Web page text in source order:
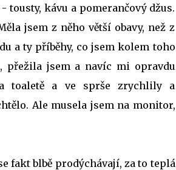
kávu a pomerančový džus.
jsem z něho větší obavy, než z
a ty příběhy, co jsem kolem toho
přežila jsem a navíc mi opravdu
toaletě a ve sprše zrychlily a
Ale musela jsem na monitor,
fakt blbě prodýchávají, za to teplá